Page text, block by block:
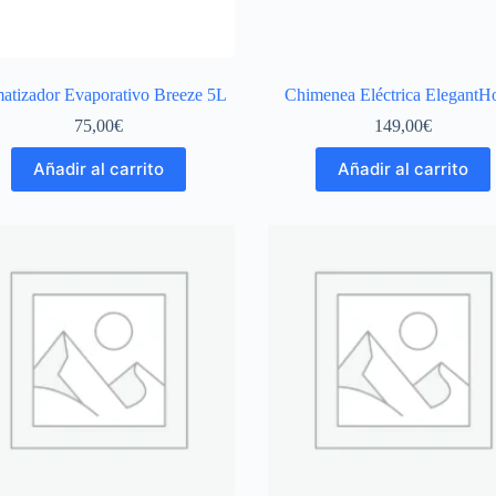
Evaporativo Breeze 5L
75,00€
Añadir al carrito
Chimenea Eléctrica
149,00€
Añadir al carrito